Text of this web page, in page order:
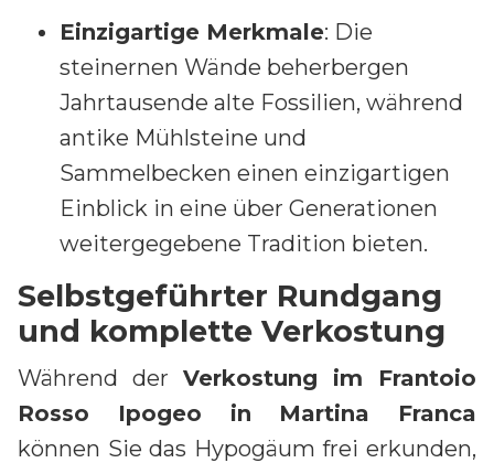
Einzigartige Merkmale: Die
steinernen Wände beherbergen
Jahrtausende alte Fossilien, während
antike Mühlsteine und
Sammelbecken einen einzigartigen
Einblick in eine über Generationen
weitergegebene Tradition bieten.
Selbstgeführter Rundgang
und komplette Verkostung
Während der Verkostung im Frantoio
Rosso Ipogeo in Martina Franca
können Sie das Hypogäum frei erkunden,